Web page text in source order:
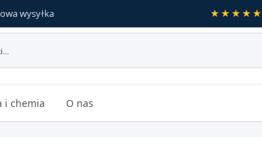
wysyłka ★★★★★
i chemia O nas